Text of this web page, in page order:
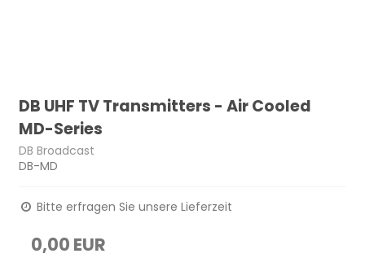
DB UHF TV Transmitters - Air Cooled
MD-Series
DB Broadcast
DB-MD
Bitte erfragen Sie unsere Lieferzeit
0,00 EUR